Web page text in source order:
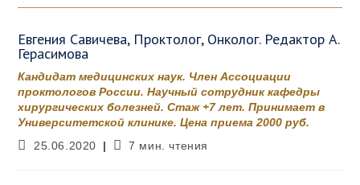
Евгения Савичева, Проктолог, Онколог. Редактор А.
Герасимова
Кандидат медицинских наук. Член Ассоциации
проктологов России. Научный сотрудник кафедры
хирургических болезней. Стаж +7 лет. Принимает в
Университетской клинике. Цена приема 2000 руб.
Запись
25.06.2020
Время
7 мин. чтения